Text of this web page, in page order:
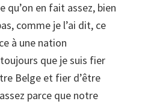
qu’on en fait assez, bien
comme je l’ai dit, ce
à une nation
que je suis fier
Belge et fier d’être
parce que notre